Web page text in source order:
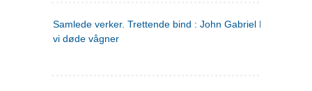
Samlede verker. Trettende bind : John Gabriel Borkman ;
vi døde vågner